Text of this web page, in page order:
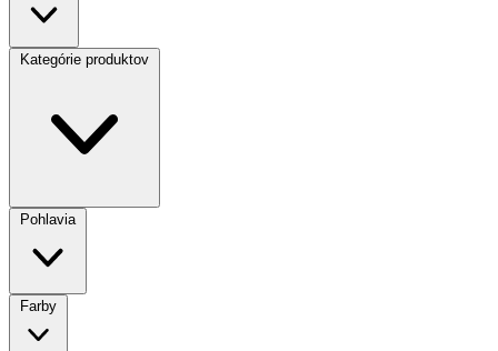
Kategórie produktov
Pohlavia
Farby